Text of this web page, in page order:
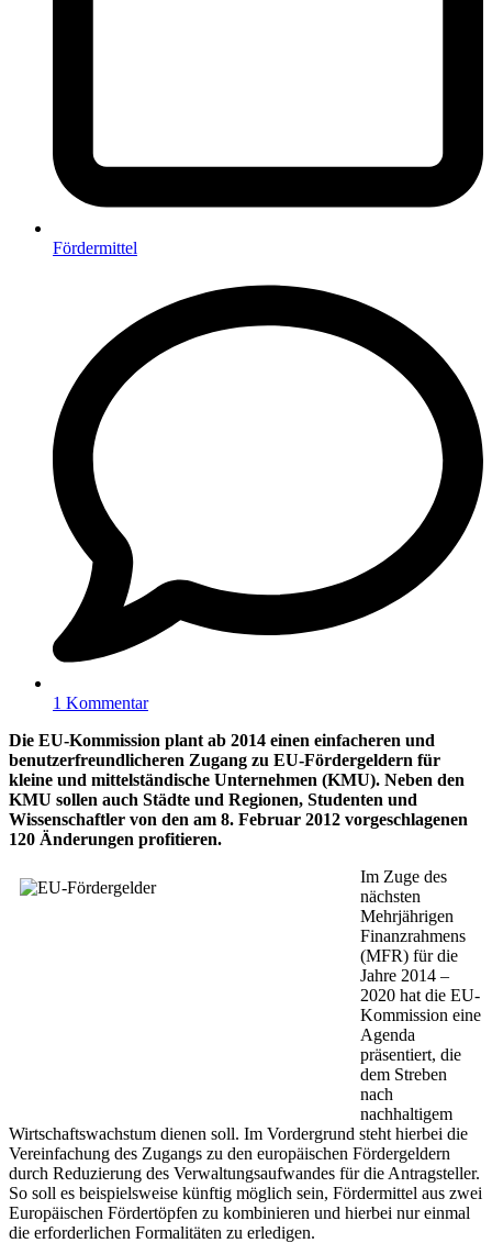
Fördermittel
1 Kommentar
Die EU-Kommission plant ab 2014 einen einfacheren und
benutzerfreundlicheren Zugang zu EU-Fördergeldern für
kleine und mittelständische Unternehmen (KMU). Neben den
KMU sollen auch Städte und Regionen, Studenten und
Wissenschaftler von den am 8. Februar 2012 vorgeschlagenen
120 Änderungen profitieren.
Im Zuge des
nächsten
Mehrjährigen
Finanzrahmens
(MFR) für die
Jahre 2014 –
2020 hat die EU-
Kommission eine
Agenda
präsentiert, die
dem Streben
nach
nachhaltigem
Wirtschaftswachstum dienen soll. Im Vordergrund steht hierbei die
Vereinfachung des Zugangs zu den europäischen Fördergeldern
durch Reduzierung des Verwaltungsaufwandes für die Antragsteller.
So soll es beispielsweise künftig möglich sein, Fördermittel aus zwei
Europäischen Fördertöpfen zu kombinieren und hierbei nur einmal
die erforderlichen Formalitäten zu erledigen.